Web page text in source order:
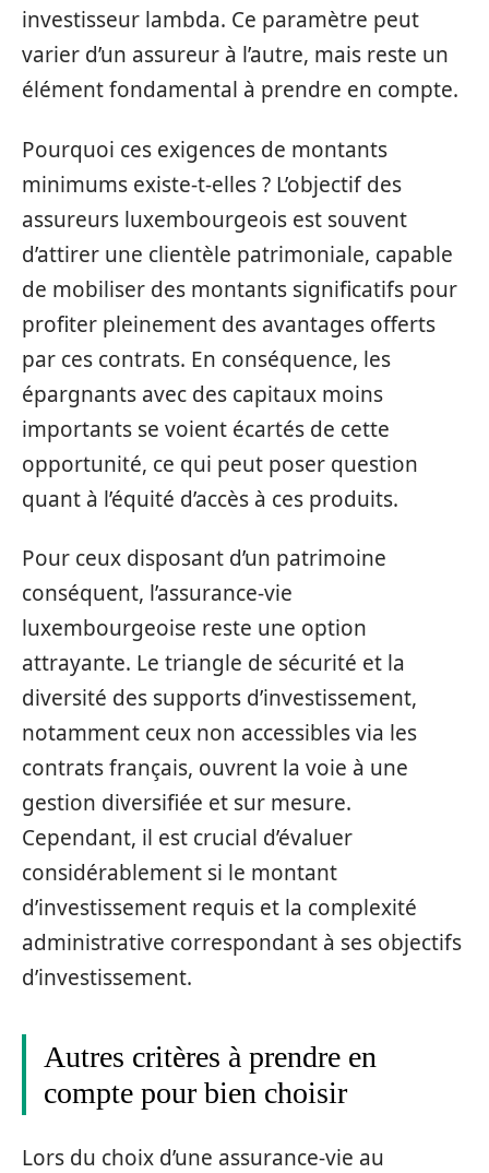
investisseur lambda. Ce paramètre peut
varier d’un assureur à l’autre, mais reste un
élément fondamental à prendre en compte.
Pourquoi ces exigences de montants
minimums existe-t-elles ? L’objectif des
assureurs luxembourgeois est souvent
d’attirer une clientèle patrimoniale, capable
de mobiliser des montants significatifs pour
profiter pleinement des avantages offerts
par ces contrats. En conséquence, les
épargnants avec des capitaux moins
importants se voient écartés de cette
opportunité, ce qui peut poser question
quant à l’équité d’accès à ces produits.
Pour ceux disposant d’un patrimoine
conséquent, l’assurance-vie
luxembourgeoise reste une option
attrayante. Le triangle de sécurité et la
diversité des supports d’investissement,
notamment ceux non accessibles via les
contrats français, ouvrent la voie à une
gestion diversifiée et sur mesure.
Cependant, il est crucial d’évaluer
considérablement si le montant
d’investissement requis et la complexité
administrative correspondant à ses objectifs
d’investissement.
Autres critères à prendre en
compte pour bien choisir
Lors du choix d’une assurance-vie au